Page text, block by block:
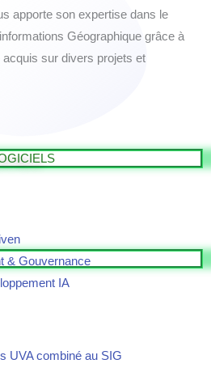
apporte son expertise dans le
Géographique grâce à
acquis sur divers projets et
& Gouvernance
IA
UVA combiné au SIG